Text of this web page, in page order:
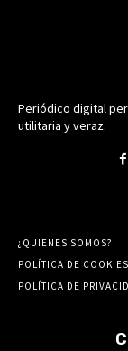
Periódico digital
utilitaria y veraz.
¿QUIENES SOMOS?
POLÍTICA DE COOKIES
POLÍTICA DE